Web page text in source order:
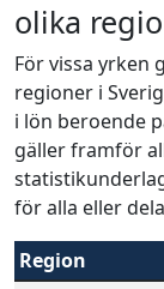
olika
För vissa yrken
regioner i
i lön beroende
gäller framför
för alla eller
Region